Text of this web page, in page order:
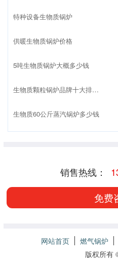
特种设备生物质锅炉
供暖生物质锅炉价格
5吨生物质锅炉大概多少钱
生物质颗粒锅炉品牌十大排名榜
生物质60公斤蒸汽锅炉多少钱
销售热线：
免费
网站首页 燃气锅炉
版权所有